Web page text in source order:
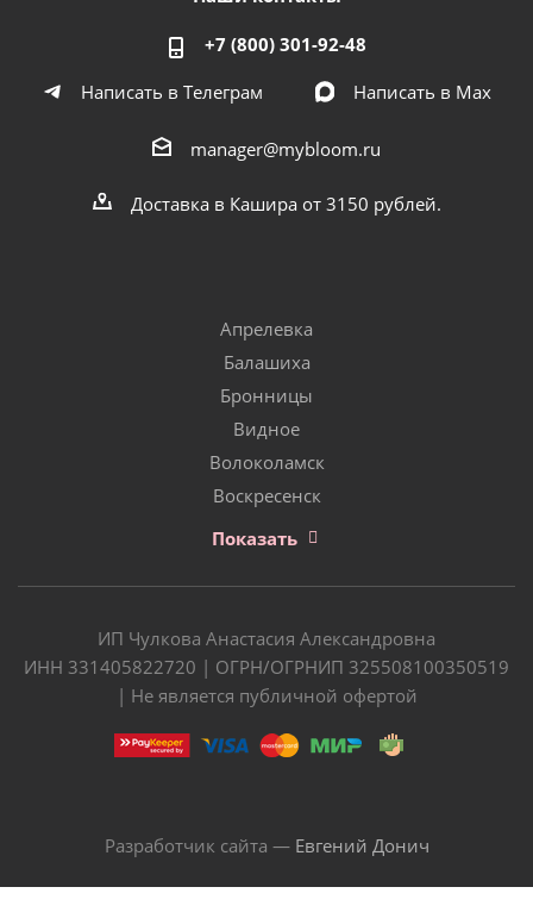
+7 (800) 301-92-48
Написать в Телеграм
Написать в Мах
manager@mybloom.ru
Доставка в Кашира от 3150 рублей.
Апрелевка
Балашиха
Бронницы
Видное
Волоколамск
Воскресенск
Показать
ИП Чулкова Анастасия Александровна
ИНН 331405822720 | ОГРН/ОГРНИП 325508100350519
| Не является публичной офертой
Разработчик сайта — Евгений Донич